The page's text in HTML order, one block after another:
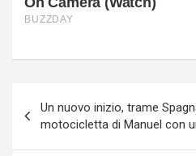
articoli
Un nuovo inizio, trame
motocicletta di Manuel con